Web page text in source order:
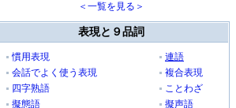
＜一覧を見る＞
表現と９品詞
慣用表現
連語
会話でよく使う表現
複合表現
四字熟語
ことわざ
擬態語
擬声語